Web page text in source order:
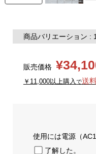
商品バリエーション :
販売価格
￥11,000以上購入 で送
使用には電源（
了解した。